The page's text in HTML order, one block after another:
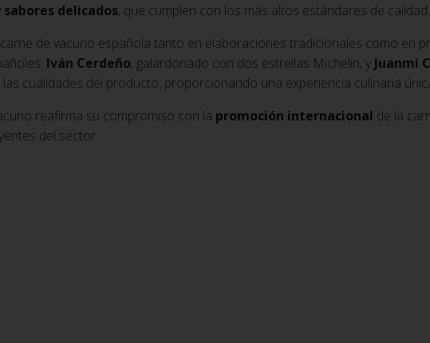
delicados, que cumplen con los más altos estándares de calidad.
de vacuno española tanto en elaboraciones tradicionales como en
Iván Cerdeño, galardonado con dos estrellas Michelin, y Juanmi
cualidades del producto, proporcionando una experiencia culinaria
reafirma su compromiso con la promoción internacional de la
del sector.